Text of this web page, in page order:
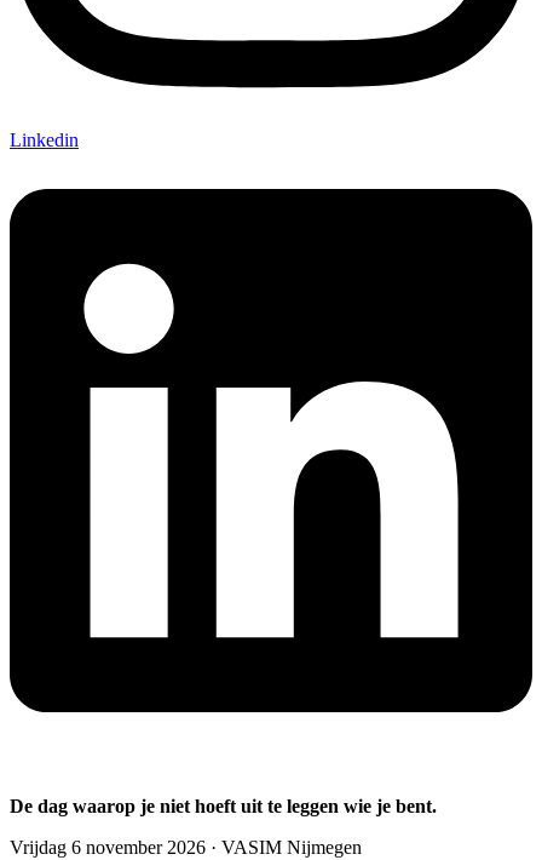
Linkedin
De dag waarop je niet hoeft uit te leggen wie je bent.
Vrijdag 6 november 2026 · VASIM Nijmegen